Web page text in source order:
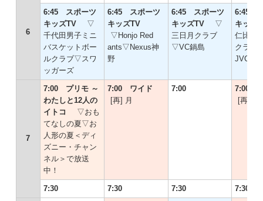
6
6:45 スポーツ
キッズTV
▽
千代田男子ミニ
バスケットボー
ルクラブ▽スワ
ッガーズ
6:45 スポーツ
キッズTV
▽Honjo Red
ants▽Nexus神
野
6:45 スポーツ
キッズTV
▽
三日月クラブ
▽VC鍋島
6:45
キッ
仁比山
クラブ
JVC
7
7:00 プリモ ～
わたしと12人の
イトコ
▽おも
てなしの夏▽お
人形の夏＜ディ
ズニー・チャン
ネル＞で放送
中！
7:00 ワイド
[再] 月
7:00
7:00
[再] 水
7:30 7:30 7:30 7:30